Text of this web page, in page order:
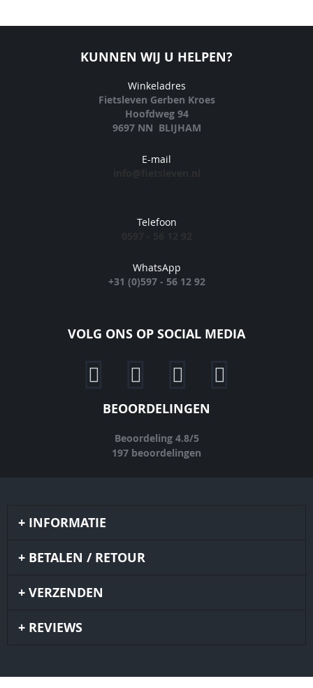
KUNNEN WIJ U HELPEN?
Winkeladres
Fietsleven Gerben Kroes
Hoofdweg 94
9697 NN BLIJHAM
E-mail
Telefoon
WhatsApp
+31 (0)597 - 56 12 92
VOLG ONS OP SOCIAL MEDIA
BEOORDELINGEN
Beoordeling 4.8/5
197 beoordelingen
INFORMATIE
BETALEN / RETOUR
VERZENDEN
REVIEWS